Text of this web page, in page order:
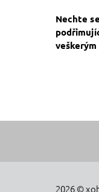
Nechte se
2026 ©